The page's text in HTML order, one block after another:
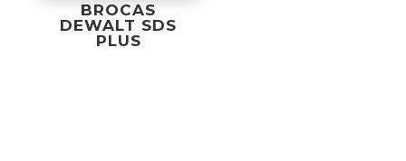
BROCAS
DEWALT SDS
PLUS